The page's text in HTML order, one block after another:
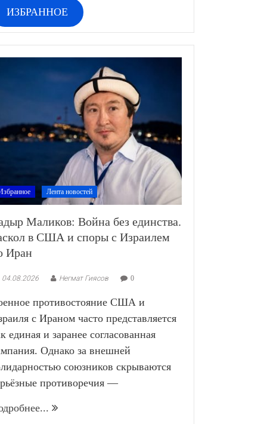
ИЗБРАННОЕ
Лента новостей
Маликов: Война без единства.
в США и споры с Израилем
Иран
04.08.2026 Негмат Гиясов 0
противостояние США и
с Ираном часто представляется
единая и заранее согласованная
Однако за внешней
союзников скрываются
противоречия —